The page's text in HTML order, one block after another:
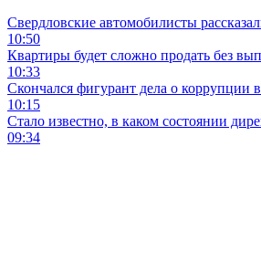
Свердловские автомобилисты
10:50
Квартиры будет сложно продать без
10:33
Скончался фигурант дела о
10:15
Стало известно, в каком состоянии
09:34